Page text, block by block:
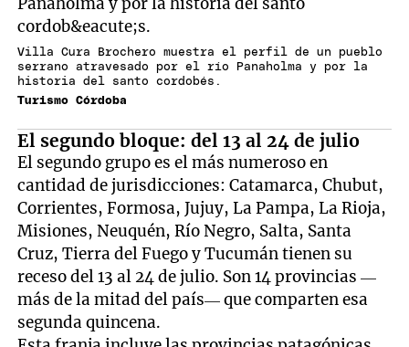
Villa Cura Brochero muestra el perfil de un pueblo
serrano atravesado por el río Panaholma y por la
historia del santo cordobés.
Turismo Córdoba
El segundo bloque: del 13 al 24 de julio
El segundo grupo es el más numeroso en
cantidad de jurisdicciones: Catamarca, Chubut,
Corrientes, Formosa, Jujuy, La Pampa, La Rioja,
Misiones, Neuquén, Río Negro, Salta, Santa
Cruz, Tierra del Fuego y Tucumán tienen su
receso del 13 al 24 de julio. Son 14 provincias —
más de la mitad del país— que comparten esa
segunda quincena.